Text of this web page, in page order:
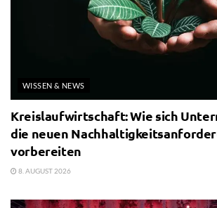
WISSEN & NEWS
Kreislaufwirtschaft: Wie sich
die neuen
vorbereiten
8. AUGUST 2026